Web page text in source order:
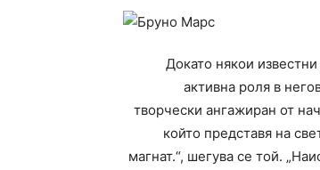
Докато някои
активна роля в
творчески ангажиран от
който представя на
магнат.“, шегува се той.